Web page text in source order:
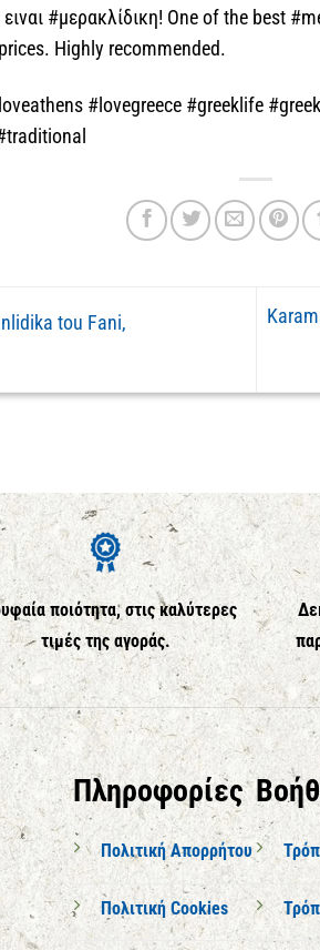
#μερακλίδικη! One of the best
Highly recommended.
#lovegreece #greeklife
tou Fani,
ποιότητα, στις καλύτερες
τιμές της αγοράς.
Πληροφορίες
Πολιτική Απορρήτου
Πολιτική Cookies